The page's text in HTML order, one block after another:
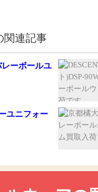
関連記事
ーボールユ
ユニフォー